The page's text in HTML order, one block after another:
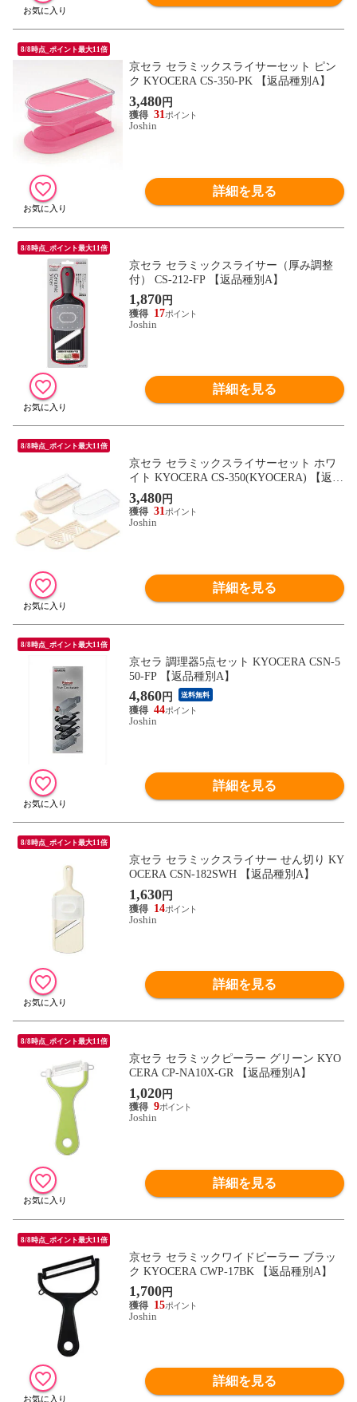
8/8時点_ポイント最大11倍
京セラ セラミックスライサーセット ピン
ク KYOCERA CS-350-PK 【返品種別A】
3,480円
31
Joshin
詳細を見る
8/8時点_ポイント最大11倍
京セラ セラミックスライサー（厚み調整
付） CS-212-FP 【返品種別A】
1,870円
17
Joshin
詳細を見る
8/8時点_ポイント最大11倍
京セラ セラミックスライサーセット ホワ
イト KYOCERA CS-350(KYOCERA) 【返品
種別A】
3,480円
31
Joshin
詳細を見る
8/8時点_ポイント最大11倍
京セラ 調理器5点セット KYOCERA CSN-5
50-FP 【返品種別A】
4,860円 送料無料
44
Joshin
詳細を見る
8/8時点_ポイント最大11倍
京セラ セラミックスライサー せん切り KY
OCERA CSN-182SWH 【返品種別A】
1,630円
14
Joshin
詳細を見る
8/8時点_ポイント最大11倍
京セラ セラミックピーラー グリーン KYO
CERA CP-NA10X-GR 【返品種別A】
1,020円
9
Joshin
詳細を見る
8/8時点_ポイント最大11倍
京セラ セラミックワイドピーラー ブラッ
ク KYOCERA CWP-17BK 【返品種別A】
1,700円
15
Joshin
詳細を見る